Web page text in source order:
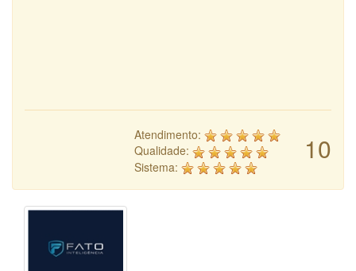
10
Atendimento:
Qualidade:
Sistema: